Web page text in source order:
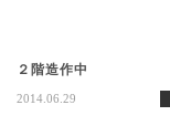
２階造作中
2014.06.29